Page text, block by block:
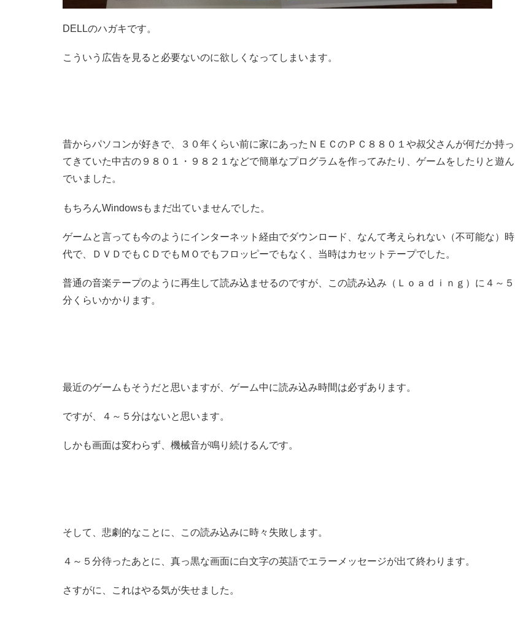
DELLのハガキです。
こういう広告を見ると必要ないのに欲しくなってしまいます。
昔からパソコンが好きで、３０年くらい前に家にあったＮＥＣのＰＣ８８０１や叔父さんが何だか持っ
てきていた中古の９８０１・９８２１などで簡単なプログラムを作ってみたり、ゲームをしたりと遊ん
でいました。
もちろんWindowsもまだ出ていませんでした。
ゲームと言っても今のようにインターネット経由でダウンロード、なんて考えられない（不可能な）時
代で、ＤＶＤでもＣＤでもＭＯでもフロッピーでもなく、当時はカセットテープでした。
普通の音楽テープのように再生して読み込ませるのですが、この読み込み（Ｌｏａｄｉｎｇ）に４～５
分くらいかかります。
最近のゲームもそうだと思いますが、ゲーム中に読み込み時間は必ずあります。
ですが、４～５分はないと思います。
しかも画面は変わらず、機械音が鳴り続けるんです。
そして、悲劇的なことに、この読み込みに時々失敗します。
４～５分待ったあとに、真っ黒な画面に白文字の英語でエラーメッセージが出て終わります。
さすがに、これはやる気が失せました。